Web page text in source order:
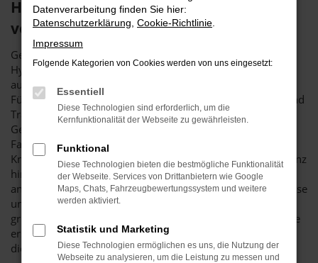
Hyundai Gebrauchtwagen – am Besten
von Brenk
Gestatten, Autohaus Brenk. Wir sind Ihre Spezialisten für
Hyundai Gebrauchtwagen und bieten Ihnen eine
außergewöhnliche Auswahl und einen exzellenten Service.
Für unser Unternehmen spricht vor allem die Erfahrung und
Tradition. Seit mehr als 40 Jahren haben wir mit Hyundai
Gebrauchtwagen zu tun und sind bis heute ein
Familienunternehmen mit viel Leidenschaft und enormem
Know-how. Wir lieben, was wir tun und stehen voll und ganz
hinter den Hyundai Gebrauchtwagen, die wir Ihnen
anbieten. Möglich ist dies unter anderem durch die Expertise
unserer Kfz-Meisterwerkstatt. Wir checken jedes Fahrzeug
gründlich durch und stellen auf diese Weise sicher, dass Sie
erstklassige Qualität erhalten. Das ist unser Credo und an
diesem hohen Anspruch lassen wir uns messen.
Datenverarbeitung finden Sie hier:
Datenschutzerklärung Cookie-Richtlinie
Impressum
Folgende Kategorien von Cookies werden von uns eingesetzt:
Essentiell
Diese Technologien sind erforderlich, um die
Kernfunktionalität der Webseite zu gewährleisten.
Funktional
Diese Technologien bieten die bestmögliche Funktionalität
der Webseite. Services von Drittanbietern wie Google
Maps, Chats, Fahrzeugbewertungssystem und weitere
werden aktiviert.
Statistik und Marketing
Diese Technologien ermöglichen es uns, die Nutzung der
Webseite zu analysieren, um die Leistung zu messen und